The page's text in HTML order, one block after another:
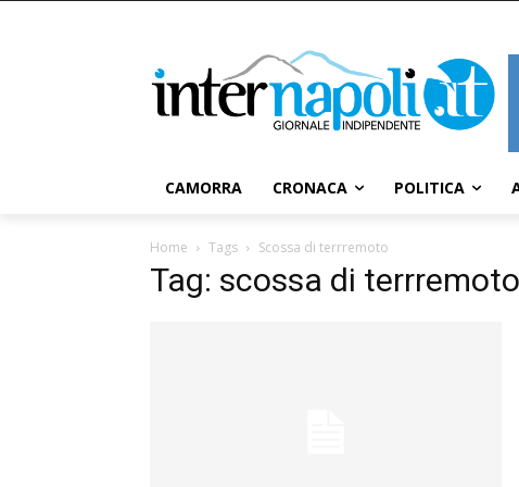
CAMORRA CRONACA POLITICA
Home Tags Scossa di terrremoto
Tag: scossa di terrremoto